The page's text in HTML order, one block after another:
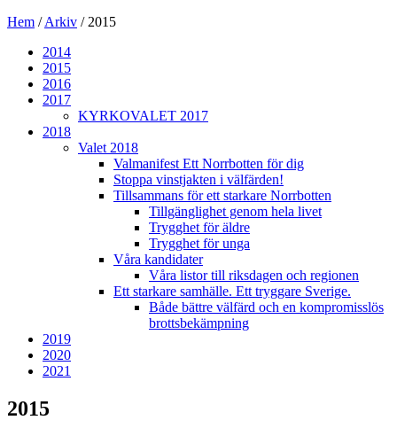
Hem /Arkiv / 2015
2014
2015
2016
2017
KYRKOVALET 2017
2018
Valet 2018
Valmanifest Ett Norrbotten för dig
Stoppa vinstjakten i välfärden!
Tillsammans för ett starkare Norrbotten
Tillgänglighet genom hela livet
Trygghet för äldre
Trygghet för unga
Våra kandidater
Våra listor till riksdagen och regionen
Ett starkare samhälle. Ett tryggare Sverige.
Både bättre välfärd och en kompromisslös
brottsbekämpning
2019
2020
2021
2015